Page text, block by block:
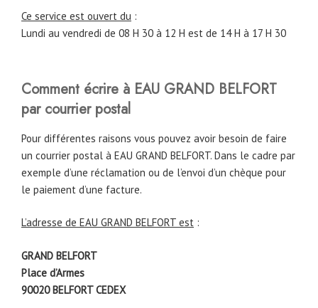
Ce service est ouvert du :
Lundi au vendredi de 08 H 30 à 12 H est de 14 H à 17 H 30
Comment écrire à EAU GRAND BELFORT
par courrier postal
Pour différentes raisons vous pouvez avoir besoin de faire
un courrier postal à EAU GRAND BELFORT. Dans le cadre par
exemple d’une réclamation ou de l’envoi d’un chèque pour
le paiement d’une facture.
L’adresse de EAU GRAND BELFORT est :
GRAND BELFORT
Place d’Armes
90020 BELFORT CEDEX